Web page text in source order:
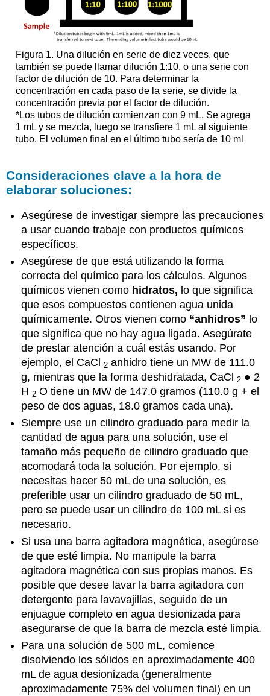
Prepare
Known
Concentrations
of
Methylene
Blue
Working
Solution
via
Dilution
Measuring
Absorbance
Blue
Working
Results
Making
a
Standard
Part
III:
Determining
Concentrations
Materials
Preparation
of
Methylene
Blue
Procedure
Preparation
of
Methylene
Blue
Concentrations
via
Serial
Dilutions
Measuring
absorbance
Calculations
Study
Questions
Figura 1. Una dilución en serie de diez veces, que
también se puede llamar dilución 1:10, o una serie con
factor de dilución de 10. Para determinar la
concentración en cada paso de la serie, se divide la
concentración previa por el factor de dilución.
*Los tubos de dilución comienzan con 9 mL. Se agrega
1 mL y se mezcla, luego se transfiere 1 mL al siguiente
tubo. El volumen final en el último tubo sería de 10 ml
Consideraciones clave a la hora de
elaborar soluciones:
Asegúrese de investigar siempre las precauciones
a usar cuando trabaje con productos químicos
específicos.
Asegúrese de que está utilizando la forma
correcta del químico para los cálculos. Algunos
químicos vienen como hidratos, lo que significa
que esos compuestos contienen agua unida
químicamente. Otros vienen como “anhidros” lo
que significa que no hay agua ligada. Asegúrate
de prestar atención a cuál estás usando. Por
ejemplo, el CaCl 2 anhidro tiene un MW de 111.0
g, mientras que la forma deshidratada, CaCl 2 ● 2
H 2 O tiene un MW de 147.0 gramos (110.0 g + el
peso de dos aguas, 18.0 gramos cada una).
Siempre use un cilindro graduado para medir la
cantidad de agua para una solución, use el
tamaño más pequeño de cilindro graduado que
acomodará toda la solución. Por ejemplo, si
necesitas hacer 50 mL de una solución, es
preferible usar un cilindro graduado de 50 mL,
pero se puede usar un cilindro de 100 mL si es
necesario.
Si usa una barra agitadora magnética, asegúrese
de que esté limpia. No manipule la barra
agitadora magnética con sus propias manos. Es
posible que desee lavar la barra agitadora con
detergente para lavavajillas, seguido de un
enjuague completo en agua desionizada para
asegurarse de que la barra de mezcla esté limpia.
Para una solución de 500 mL, comience
disolviendo los sólidos en aproximadamente 400
mL de agua desionizada (generalmente
aproximadamente 75% del volumen final) en un